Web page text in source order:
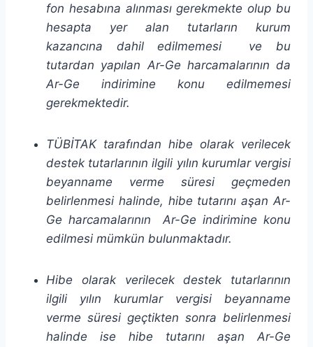
fon hesabına alınması gerekmekte olup bu
hesapta yer alan tutarların kurum
kazancına dahil edilmemesi ve bu
tutardan yapılan Ar-Ge harcamalarının da
Ar-Ge indirimine konu edilmemesi
gerekmektedir.
TÜBİTAK tarafından hibe olarak verilecek
destek tutarlarının ilgili yılın kurumlar vergisi
beyanname verme süresi geçmeden
belirlenmesi halinde, hibe tutarını aşan Ar-
Ge harcamalarının Ar-Ge indirimine konu
edilmesi mümkün bulunmaktadır.
Hibe olarak verilecek destek tutarlarının
ilgili yılın kurumlar vergisi beyanname
verme süresi geçtikten sonra belirlenmesi
halinde ise hibe tutarını aşan Ar-Ge